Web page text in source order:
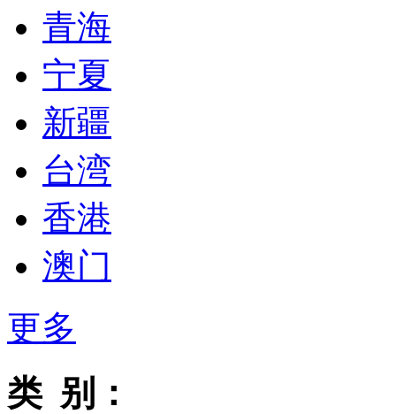
青海
宁夏
新疆
台湾
香港
澳门
更多
类 别：